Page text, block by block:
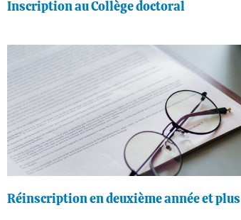
Inscription au Collège doctoral
Réinscription en deuxième année et plus